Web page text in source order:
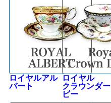
ロイヤルアル
バート
ロイヤル
クラウンダー
ビー